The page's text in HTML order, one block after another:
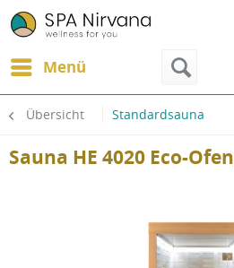
Menü
Übersicht Standardsauna
Sauna HE 4020 Eco-